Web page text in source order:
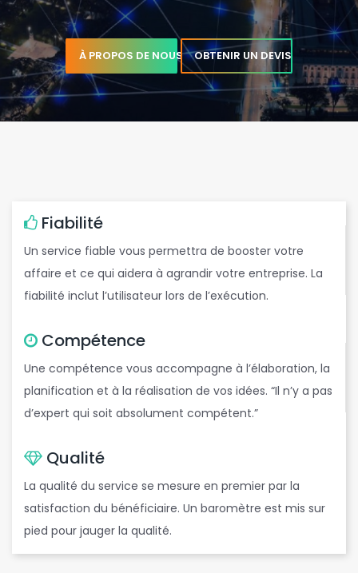
w
À PROPOS DE NOUS OBTENIR UN DEVIS
Fiabilité
Un service fiable vous permettra de booster votre
affaire et ce qui aidera à agrandir votre entreprise. La
fiabilité inclut l’utilisateur lors de l’exécution.
Compétence
Une compétence vous accompagne à l’élaboration, la
planification et à la réalisation de vos idées. “Il n’y a pas
d’expert qui soit absolument compétent.”
Qualité
La qualité du service se mesure en premier par la
satisfaction du bénéficiaire. Un baromètre est mis sur
pied pour jauger la qualité.